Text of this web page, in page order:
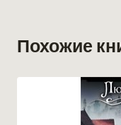
Похожие